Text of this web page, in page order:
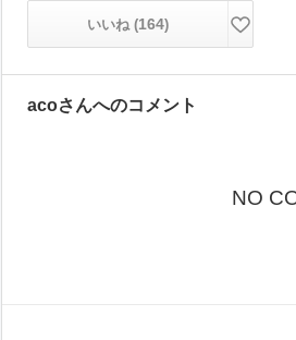
いいね (164)
acoさんへのコメント
NO